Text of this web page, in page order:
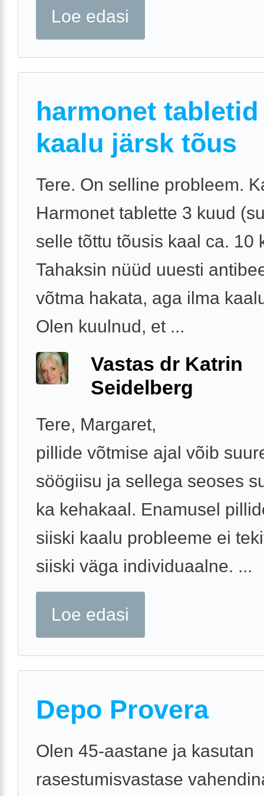
Loe edasi
harmonet
kaalu järsk tõus
Tere. On selline probleem.
Harmonet tablette 3 kuud
selle tõttu tõusis kaal ca. 10
Tahaksin nüüd uuesti
võtma hakata, aga ilma
Olen kuulnud, et ...
Vastas dr Katrin
Seidelberg
Tere, Margaret,
pillide võtmise ajal võib
söögiisu ja sellega seoses
ka kehakaal. Enamusel
siiski kaalu probleeme ei
siiski väga individuaalne. ...
Loe edasi
Depo Provera
Olen 45-aastane ja kasutan
rasestumisvastase